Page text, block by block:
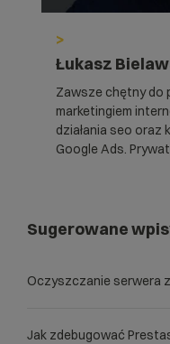
>
Łukasz
Zawsze chętny do
marketingiem
działania seo oraz
Google Ads.
Sugerowane
Oczyszczanie serwera
Jak zdebugować